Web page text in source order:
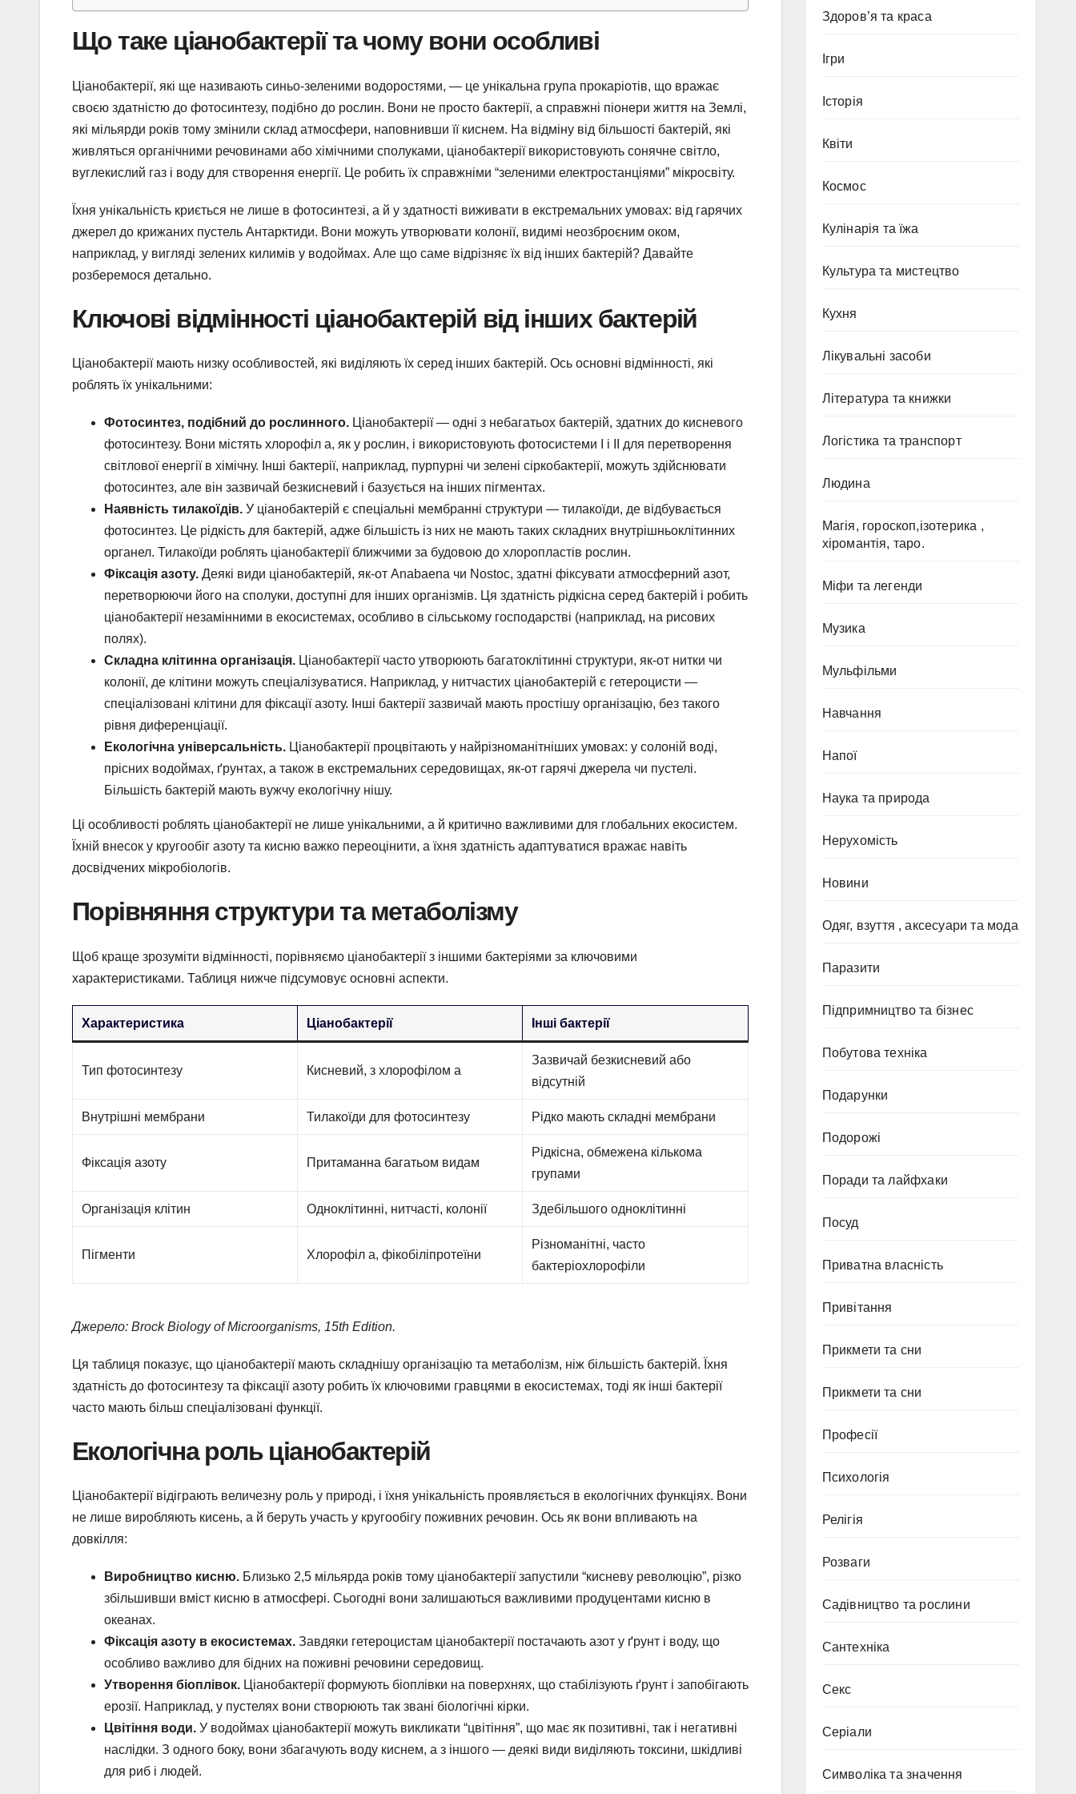
Що таке ціанобактерії та чому вони особливі
Ціанобактерії, які ще називають синьо-зеленими водоростями, — це унікальна група прокаріотів, що вражає
своєю здатністю до фотосинтезу, подібно до рослин. Вони не просто бактерії, а справжні піонери життя на Землі,
які мільярди років тому змінили склад атмосфери, наповнивши її киснем. На відміну від більшості бактерій, які
живляться органічними речовинами або хімічними сполуками, ціанобактерії використовують сонячне світло,
вуглекислий газ і воду для створення енергії. Це робить їх справжніми “зеленими електростанціями” мікросвіту.
Їхня унікальність криється не лише в фотосинтезі, а й у здатності виживати в екстремальних умовах: від гарячих
джерел до крижаних пустель Антарктиди. Вони можуть утворювати колонії, видимі неозброєним оком,
наприклад, у вигляді зелених килимів у водоймах. Але що саме відрізняє їх від інших бактерій? Давайте
розберемося детально.
Ключові відмінності ціанобактерій від інших бактерій
Ціанобактерії мають низку особливостей, які виділяють їх серед інших бактерій. Ось основні відмінності, які
роблять їх унікальними:
Фотосинтез, подібний до рослинного. Ціанобактерії — одні з небагатьох бактерій, здатних до кисневого
фотосинтезу. Вони містять хлорофіл а, як у рослин, і використовують фотосистеми I і II для перетворення
світлової енергії в хімічну. Інші бактерії, наприклад, пурпурні чи зелені сіркобактерії, можуть здійснювати
фотосинтез, але він зазвичай безкисневий і базується на інших пігментах.
Наявність тилакоїдів. У ціанобактерій є спеціальні мембранні структури — тилакоїди, де відбувається
фотосинтез. Це рідкість для бактерій, адже більшість із них не мають таких складних внутрішньоклітинних
органел. Тилакоїди роблять ціанобактерії ближчими за будовою до хлоропластів рослин.
Фіксація азоту. Деякі види ціанобактерій, як-от Anabaena чи Nostoc, здатні фіксувати атмосферний азот,
перетворюючи його на сполуки, доступні для інших організмів. Ця здатність рідкісна серед бактерій і робить
ціанобактерії незамінними в екосистемах, особливо в сільському господарстві (наприклад, на рисових
полях).
Складна клітинна організація. Ціанобактерії часто утворюють багатоклітинні структури, як-от нитки чи
колонії, де клітини можуть спеціалізуватися. Наприклад, у нитчастих ціанобактерій є гетероцисти —
спеціалізовані клітини для фіксації азоту. Інші бактерії зазвичай мають простішу організацію, без такого
рівня диференціації.
Екологічна універсальність. Ціанобактерії процвітають у найрізноманітніших умовах: у солоній воді,
прісних водоймах, ґрунтах, а також в екстремальних середовищах, як-от гарячі джерела чи пустелі.
Більшість бактерій мають вужчу екологічну нішу.
Ці особливості роблять ціанобактерії не лише унікальними, а й критично важливими для глобальних екосистем.
Їхній внесок у кругообіг азоту та кисню важко переоцінити, а їхня здатність адаптуватися вражає навіть
досвідчених мікробіологів.
Порівняння структури та метаболізму
Щоб краще зрозуміти відмінності, порівняємо ціанобактерії з іншими бактеріями за ключовими
характеристиками. Таблиця нижче підсумовує основні аспекти.
Характеристика Ціанобактерії Інші бактерії
Тип фотосинтезу Кисневий, з хлорофілом а
Зазвичай безкисневий або
відсутній
Внутрішні мембрани Тилакоїди для фотосинтезу Рідко мають складні мембрани
Фіксація азоту Притаманна багатьом видам
Рідкісна, обмежена кількома
групами
Організація клітин Одноклітинні, нитчасті, колонії Здебільшого одноклітинні
Пігменти Хлорофіл а, фікобіліпротеїни
Різноманітні, часто
бактеріохлорофіли
Джерело: Brock Biology of Microorganisms, 15th Edition.
Ця таблиця показує, що ціанобактерії мають складнішу організацію та метаболізм, ніж більшість бактерій. Їхня
здатність до фотосинтезу та фіксації азоту робить їх ключовими гравцями в екосистемах, тоді як інші бактерії
часто мають більш спеціалізовані функції.
Екологічна роль ціанобактерій
Ціанобактерії відіграють величезну роль у природі, і їхня унікальність проявляється в екологічних функціях. Вони
не лише виробляють кисень, а й беруть участь у кругообігу поживних речовин. Ось як вони впливають на
довкілля:
Виробництво кисню. Близько 2,5 мільярда років тому ціанобактерії запустили “кисневу революцію”, різко
збільшивши вміст кисню в атмосфері. Сьогодні вони залишаються важливими продуцентами кисню в
океанах.
Фіксація азоту в екосистемах. Завдяки гетероцистам ціанобактерії постачають азот у ґрунт і воду, що
особливо важливо для бідних на поживні речовини середовищ.
Утворення біоплівок. Ціанобактерії формують біоплівки на поверхнях, що стабілізують ґрунт і запобігають
ерозії. Наприклад, у пустелях вони створюють так звані біологічні кірки.
Цвітіння води. У водоймах ціанобактерії можуть викликати “цвітіння”, що має як позитивні, так і негативні
наслідки. З одного боку, вони збагачують воду киснем, а з іншого — деякі види виділяють токсини, шкідливі
для риб і людей.
Здоров’я та краса
Ігри
Історія
Квіти
Космос
Кулінарія та їжа
Культура та мистецтво
Кухня
Лікувальні засоби
Література та книжки
Логістика та транспорт
Людина
Магія, гороскоп,ізотерика ,
хіромантія, таро.
Міфи та легенди
Музика
Мульфільми
Навчання
Напої
Наука та природа
Нерухомість
Новини
Одяг, взуття , аксесуари та мода
Паразити
Підпримництво та бізнес
Побутова техніка
Подарунки
Подорожі
Поради та лайфхаки
Посуд
Приватна власність
Привітання
Прикмети та сни
Прикмети та сни
Професії
Психологія
Релігія
Розваги
Садівництво та рослини
Сантехніка
Секс
Серіали
Символіка та значення